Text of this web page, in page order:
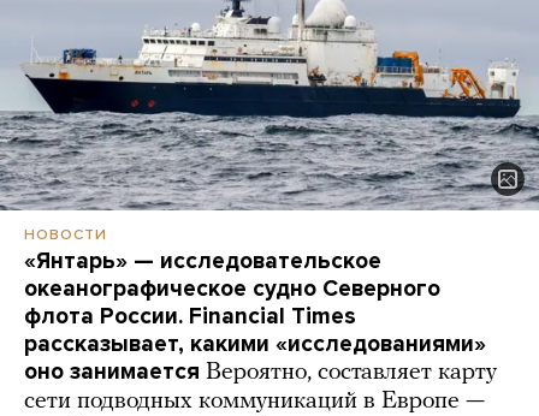
НОВОСТИ
«Янтарь» — исследовательское
океанографическое судно Северного
флота России. Financial Times
рассказывает, какими «исследованиями»
оно занимается Вероятно, составляет карту
сети подводных коммуникаций в Европе —